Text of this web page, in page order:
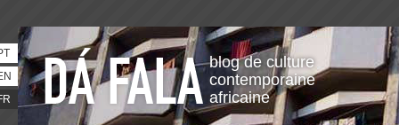
blog de culture
contemporaine
africaine